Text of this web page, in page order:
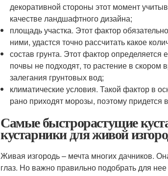
декоративной стороны этот момент
качестве ландшафтного дизайна;
площадь участка. Этот фактор
ними, удастся точно рассчитать какое
состав грунта. Этот фактор
почвы не подходят, то растение в скором
залегания грунтовых вод;
климатические условия. Такой фактор в
рано приходят морозы, поэтому придется
Самые быстрорастущие
кустарники для живой
Живая изгородь – мечта многих дачников.
глаз. Но важно правильно подобрать для